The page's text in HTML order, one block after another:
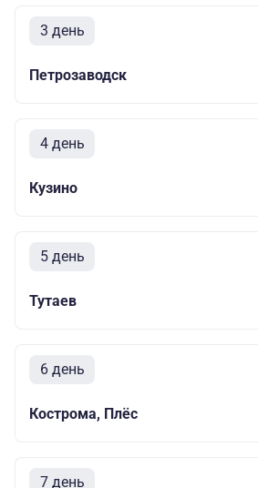
3 день
Петрозаводск
4 день
Кузино
5 день
Тутаев
6 день
Кострома, Плёс
7 день